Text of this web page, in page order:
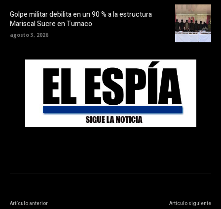
Golpe militar debilita en un 90 % a la estructura
Mariscal Sucre en Tumaco
agosto 3, 2026
Artículo anterior Artículo siguiente